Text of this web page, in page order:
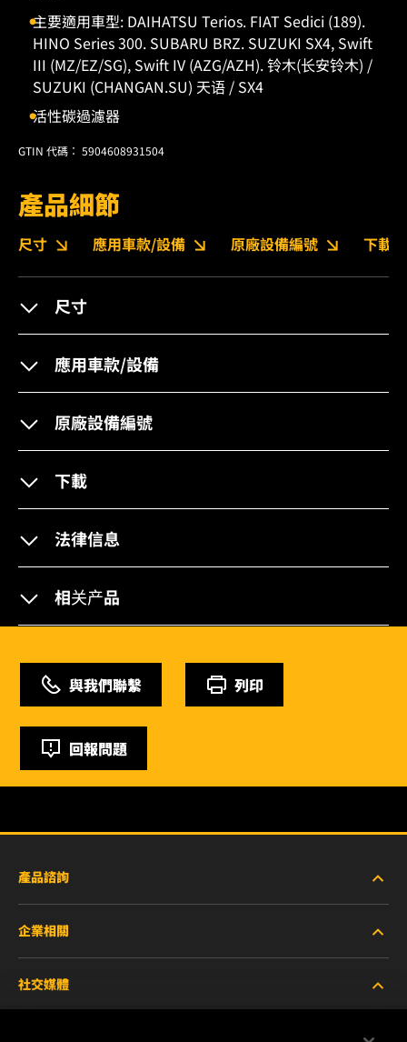
主要適用車型: DAIHATSU Terios. FIAT Sedici (189).
HINO Series 300. SUBARU BRZ. SUZUKI SX4, Swift
III (MZ/EZ/SG), Swift IV (AZG/AZH). 铃木(长安铃木) /
SUZUKI (CHANGAN.SU) 天语 / SX4
活性碳過濾器
GTIN 代碼： 5904608931504
產品細節
尺寸 應用車款/設備 原廠設備編號 下載
尺寸
應用車款/設備
原廠設備編號
下載
法律信息
相关产品
與我們聯繫 列印
回報問題
產品諮詢
重型設備車輛
小客車與商用車
企業相關
關於WIX
社交媒體